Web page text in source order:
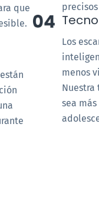
que
Los
menos
Nuestra
sea